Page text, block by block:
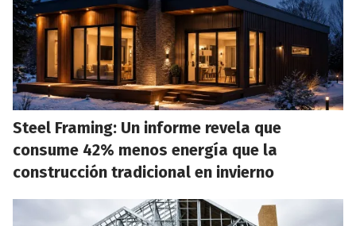
Steel Framing: Un informe revela que
consume 42% menos energía que la
construcción tradicional en invierno